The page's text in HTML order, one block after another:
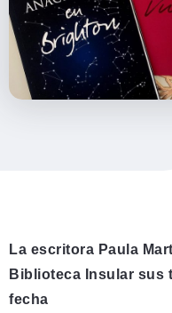
La escritora Paula
Biblioteca Insular sus
fecha